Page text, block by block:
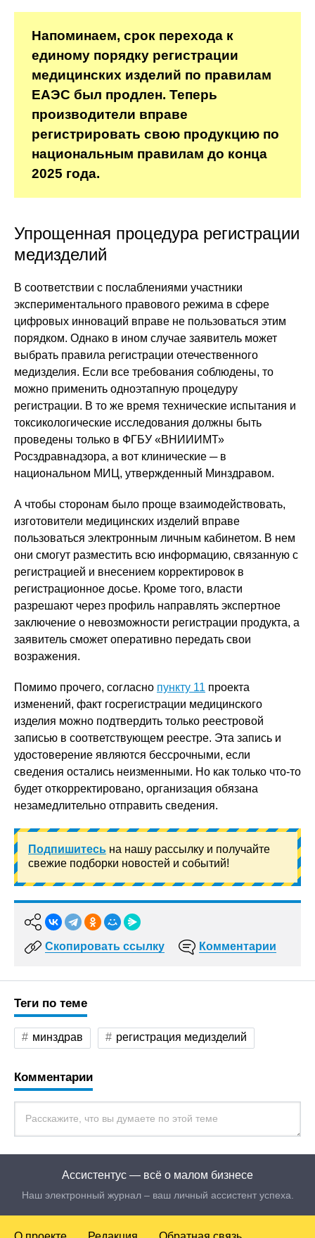
Напоминаем, срок перехода к
единому порядку регистрации
медицинских изделий по правилам
ЕАЭС был продлен. Теперь
производители вправе
регистрировать свою продукцию по
национальным правилам до конца
2025 года.
Упрощенная процедура регистрации
медизделий
В соответствии с послаблениями участники
экспериментального правового режима в сфере
цифровых инноваций вправе не пользоваться этим
порядком. Однако в ином случае заявитель может
выбрать правила регистрации отечественного
медизделия. Если все требования соблюдены, то
можно применить одноэтапную процедуру
регистрации. В то же время технические испытания и
токсикологические исследования должны быть
проведены только в ФГБУ «ВНИИИМТ»
Росздравнадзора, а вот клинические ─ в
национальном МИЦ, утвержденный Минздравом.
А чтобы сторонам было проще взаимодействовать,
изготовители медицинских изделий вправе
пользоваться электронным личным кабинетом. В нем
они смогут разместить всю информацию, связанную с
регистрацией и внесением корректировок в
регистрационное досье. Кроме того, власти
разрешают через профиль направлять экспертное
заключение о невозможности регистрации продукта, а
заявитель сможет оперативно передать свои
возражения.
Помимо прочего, согласно пункту 11 проекта
изменений, факт госрегистрации медицинского
изделия можно подтвердить только реестровой
записью в соответствующем реестре. Эта запись и
удостоверение являются бессрочными, если
сведения остались неизменными. Но как только что-то
будет откорректировано, организация обязана
незамедлительно отправить сведения.
Подпишитесь на нашу рассылку и получайте
свежие подборки новостей и событий!
Скопировать ссылку Комментарии
Теги по теме
минздрав регистрация медизделий
Комментарии
Ассистентус — всё о малом бизнесе
Наш электронный журнал – ваш личный ассистент успеха.